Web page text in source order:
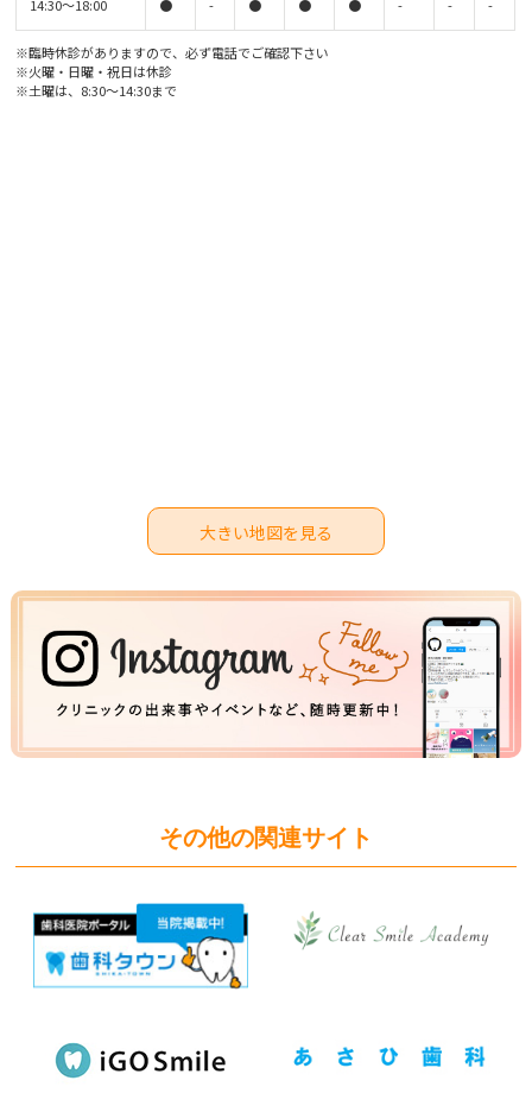
14:30〜18:00 ● - ● ● ● - - -
※臨時休診がありますので、必ず電話でご確認下さい
※火曜・日曜・祝日は休診
※土曜は、8:30〜14:30まで
大きい地図を見る
その他の関連サイト